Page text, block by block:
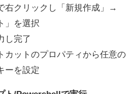
右クリックし「新規作成」→
」を選択
し完了
カットのプロパティから任意の
ーを設定